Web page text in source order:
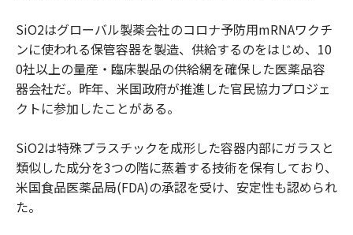
SiO2はグローバル製薬会社のコロナ予防用mRNAワクチ
ンに使われる保管容器を製造、供給するのをはじめ、10
0社以上の量産・臨床製品の供給網を確保した医薬品容
器会社だ。昨年、米国政府が推進した官民協力プロジェ
クトに参加したことがある。
SiO2は特殊プラスチックを成形した容器内部にガラスと
類似した成分を3つの階に蒸着する技術を保有しており、
米国食品医薬品局(FDA)の承認を受け、安定性も認められ
た。